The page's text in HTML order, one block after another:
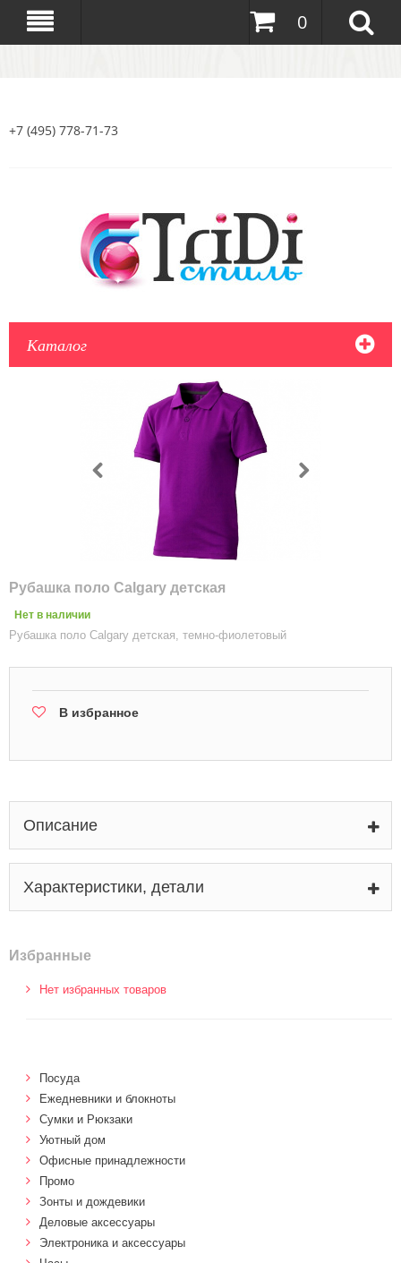
0
+7 (495) 778-71-73
Каталог
Рубашка поло Calgary детская
Нет в наличии
Рубашка поло Calgary детская, темно-фиолетовый
В избранное
Описание
Характеристики, детали
Избранные
Нет избранных товаров
Посуда
Ежедневники и блокноты
Сумки и Рюкзаки
Уютный дом
Офисные принадлежности
Промо
Зонты и дождевики
Деловые аксессуары
Электроника и аксессуары